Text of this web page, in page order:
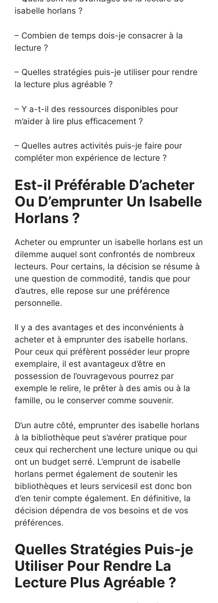
isabelle horlans ?
– Combien de temps dois-je consacrer à la
lecture ?
– Quelles stratégies puis-je utiliser pour rendre
la lecture plus agréable ?
– Y a-t-il des ressources disponibles pour
m’aider à lire plus efficacement ?
– Quelles autres activités puis-je faire pour
compléter mon expérience de lecture ?
Est-il Préférable D’acheter
Ou D’emprunter Un Isabelle
Horlans ?
Acheter ou emprunter un isabelle horlans est un
dilemme auquel sont confrontés de nombreux
lecteurs. Pour certains, la décision se résume à
une question de commodité, tandis que pour
d’autres, elle repose sur une préférence
personnelle.
Il y a des avantages et des inconvénients à
acheter et à emprunter des isabelle horlans.
Pour ceux qui préfèrent posséder leur propre
exemplaire, il est avantageux d’être en
possession de l’ouvragevous pourrez par
exemple le relire, le prêter à des amis ou à la
famille, ou le conserver comme souvenir.
D’un autre côté, emprunter des isabelle horlans
à la bibliothèque peut s’avérer pratique pour
ceux qui recherchent une lecture unique ou qui
ont un budget serré. L’emprunt de isabelle
horlans permet également de soutenir les
bibliothèques et leurs servicesil est donc bon
d’en tenir compte également. En définitive, la
décision dépendra de vos besoins et de vos
préférences.
Quelles Stratégies Puis-je
Utiliser Pour Rendre La
Lecture Plus Agréable ?